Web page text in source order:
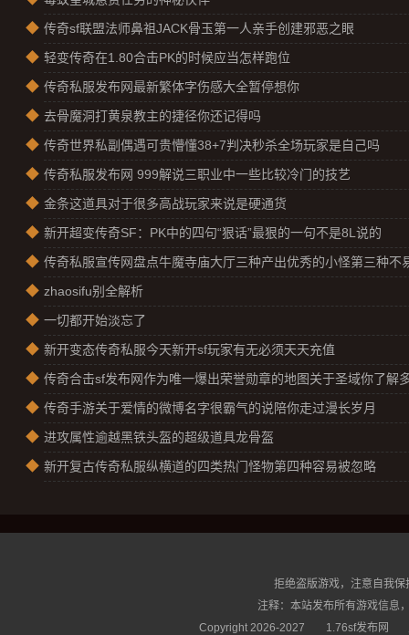
◆ 传奇sf联盟法师鼻祖JACK骨玉第一人亲手创建邪恶之眼
◆ 轻变传奇在1.80合击PK的时候应当怎样跑位
◆ 传奇私服发布网最新繁体字伤感大全暂停想你
◆ 去骨魔洞打黄泉教主的捷径你还记得吗
◆ 传奇世界私副偶遇可贵懵懂38+7判决秒杀全场玩家是自己吗
◆ 传奇私服发布网 999解说三职业中一些比较冷门的技艺
◆ 金条这道具对于很多高战玩家来说是硬通货​
◆ 新开超变传奇SF：PK中的四句“狠话”最狠的一句不是8L说的
◆ 传奇私服宣传网盘点牛魔寺庙大厅三种产出优秀的小怪第三种不
◆ zhaosifu别全解析
◆ 一切都开始淡忘了
◆ 新开变态传奇私服今天新开sf玩家有无必须天天充值
◆ 传奇合击sf发布网作为唯一爆出荣誉勋章的地图关于圣域你了解
◆ 传奇手游关于爱情的微博名字很霸气的说陪你走过漫长岁月
◆ 进攻属性逾越黑铁头盔的超级道具龙骨盔
◆ 新开复古传奇私服纵横道的四类热门怪物第四种容易被忽略
拒绝盗版游戏，注意自我
注释：本站发布所有游戏信息
Copyright 2026-2027
1.76sf发布网